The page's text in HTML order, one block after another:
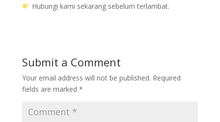
Hubungi kami sekarang sebelum terlambat.
Submit a Comment
Your email address will not be published. Required
fields are marked *